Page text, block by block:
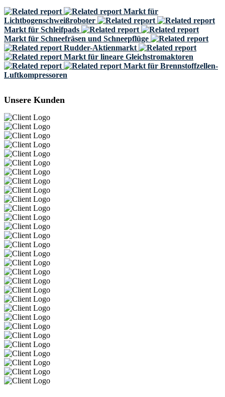
Markt für
Lichtbogenschweißroboter
Markt für Schleifpads
Markt für Schneefräsen und Schneepflüge
Rudder-Aktienmarkt
Markt für lineare Gleichstromaktoren
Markt für Brennstoffzellen-
Luftkompressoren
Unsere Kunden